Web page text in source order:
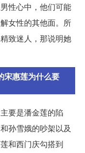
性心中，他们可能
女性的其他面。所
致迷人，那说明她
宋惠莲为什么要
要是潘金莲的陷
孙雪娥的吵架以及
和西门庆勾搭到